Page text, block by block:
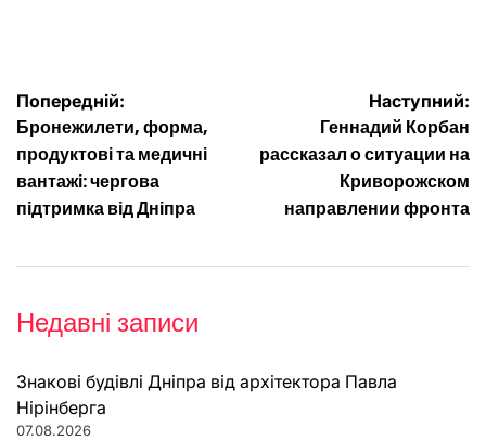
Навігація
записів
Попередній:
Бронежилети, форма,
продуктові та медичні
вантажі: чергова
підтримка від Дніпра
Наступний:
Геннадий Корбан
рассказал о ситуации на
Криворожском
направлении фронта
Недавні записи
Знакові будівлі Дніпра від архітектора Павла
Нірінберга
07.08.2026